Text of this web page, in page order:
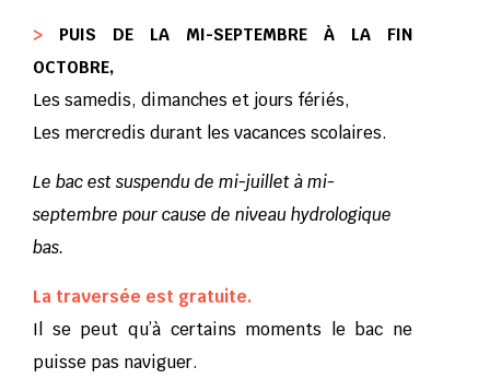
> PUIS DE LA MI-SEPTEMBRE À LA FIN
OCTOBRE,
Les samedis, dimanches et jours fériés,
Les mercredis durant les vacances scolaires.
Le bac est suspendu de mi-juillet à mi-
septembre pour cause de niveau hydrologique
bas.
La traversée est gratuite.
Il se peut qu’à certains moments le bac ne
puisse pas naviguer.